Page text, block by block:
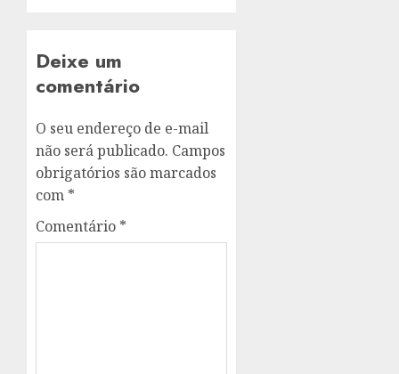
Deixe um
comentário
O seu endereço de e-mail
não será publicado. Campos
obrigatórios são marcados
com *
Comentário *